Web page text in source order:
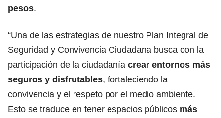
pesos.
“Una de las estrategias de nuestro Plan Integral de
Seguridad y Convivencia Ciudadana busca con la
participación de la ciudadanía crear entornos más
seguros y disfrutables, fortaleciendo la
convivencia y el respeto por el medio ambiente.
Esto se traduce en tener espacios públicos más